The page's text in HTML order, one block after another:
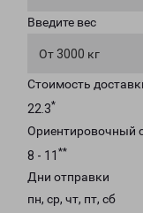
Введите вес
От 3000 кг
Стоимость
22.3*
Ориентировочный
8 - 11 **
Дни отправки
пн, ср, чт, пт, сб